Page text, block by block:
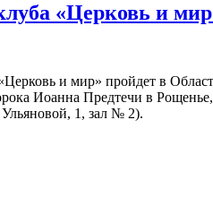
«Церковь и
Иоанна Предтечи в
1, зал № 2).